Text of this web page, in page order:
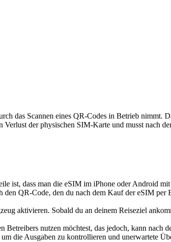
das Scannen eines QR-Codes in Betrieb nimmt.
Verlust der physischen SIM-Karte und musst nach
ist, dass man die eSIM im iPhone oder Android
QR-Code, den du nach dem Kauf der eSIM
aktivieren. Sobald du an deinem Reiseziel
Betreibers nutzen möchtest, das jedoch, kann
die Ausgaben zu kontrollieren und unerwartete